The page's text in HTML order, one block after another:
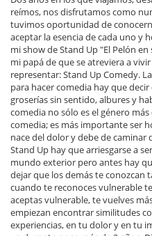
reímos, nos disfrutamos como
tuvimos oportunidad de
aceptar la esencia de cada uno y
mi show de Stand Up "El Pelón
mi papá de que se atreviera a
representar: Stand Up Comedy.
para hacer comedia hay que
groserías sin sentido, albures y
comedia no sólo es el género
comedia; es más importante ser
nace del dolor y debe de caminar
Stand Up hay que arriesgarse a
mundo exterior pero antes hay
dejar que los demás te conozcan
cuando te reconoces vulnerable
aceptas vulnerable, te vuelves
empiezan encontrar similitudes
experiencias, en tu dolor y en tu